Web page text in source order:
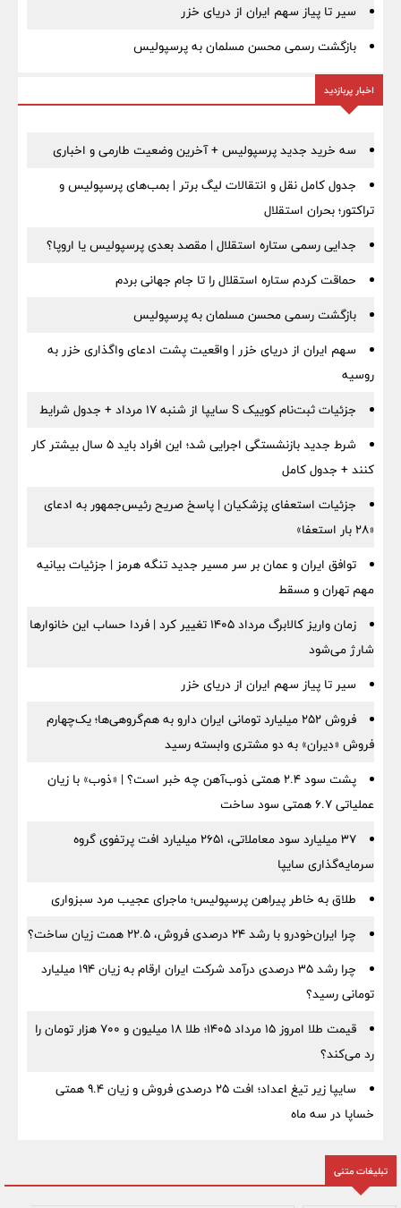
سیر تا پیاز سهم ایران از دریای خزر
بازگشت رسمی محسن مسلمان به پرسپولیس
اخبار پربازدید
سه خرید جدید پرسپولیس + آخرین وضعیت طارمی و اخباری
جدول کامل نقل و انتقالات لیگ برتر | بمب‌های پرسپولیس و
تراکتور؛ بحران استقلال
جدایی رسمی ستاره استقلال | مقصد بعدی پرسپولیس یا اروپا؟
حماقت کردم ستاره استقلال را تا جام جهانی بردم
بازگشت رسمی محسن مسلمان به پرسپولیس
سهم ایران از دریای خزر | واقعیت پشت ادعای واگذاری خزر به
روسیه
جزئیات ثبت‌نام کوییک S سایپا از شنبه ۱۷ مرداد + جدول شرایط
شرط جدید بازنشستگی اجرایی شد؛ این افراد باید ۵ سال بیشتر کار
کنند + جدول کامل
جزئیات استعفای پزشکیان | پاسخ صریح رئیس‌جمهور به ادعای
«۲۸ بار استعفا»
توافق ایران و عمان بر سر مسیر جدید تنگه هرمز | جزئیات بیانیه
مهم تهران و مسقط
زمان واریز کالابرگ مرداد ۱۴۰۵ تغییر کرد | فردا حساب این خانوارها
شارژ می‌شود
سیر تا پیاز سهم ایران از دریای خزر
فروش ۲۵۲ میلیارد تومانی ایران دارو به هم‌گروهی‌ها؛ یک‌چهارم
فروش «دیران» به دو مشتری وابسته رسید
پشت سود ۲.۴ همتی ذوب‌آهن چه خبر است؟ | «ذوب» با زیان
عملیاتی ۶.۷ همتی سود ساخت
۳۷ میلیارد سود معاملاتی، ۲۶۵۱ میلیارد افت پرتفوی گروه
سرمایه‌گذاری سایپا
طلاق به خاطر پیراهن پرسپولیس؛ ماجرای عجیب مرد سبزواری
چرا ایران‌خودرو با رشد ۲۴ درصدی فروش، ۲۲.۵ همت زیان ساخت؟
چرا رشد ۳۵ درصدی درآمد شرکت ایران ارقام به زیان ۱۹۴ میلیارد
تومانی رسید؟
قیمت طلا امروز ۱۵ مرداد ۱۴۰۵؛ طلا ۱۸ میلیون و ۷۰۰ هزار تومان را
رد می‌کند؟
سایپا زیر تیغ اعداد؛ افت ۲۵ درصدی فروش و زیان ۹.۴ همتی
خساپا در سه ماه
تبلیغات متنی